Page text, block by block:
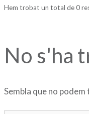
Hem trobat un total de 0
No s'ha
Sembla que no